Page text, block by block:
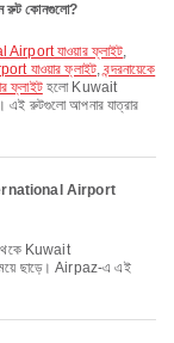
রুট কোনগুলো?
Airport যাওয়ার ফ্লাইট,
যাওয়ার ফ্লাইট,বন্দরনায়েকে
ফ্লাইটহলো Kuwait
এই রুটগুলো আপনার যাত্রার
International Airport
ছাড়ে। Airpaz-এ এই